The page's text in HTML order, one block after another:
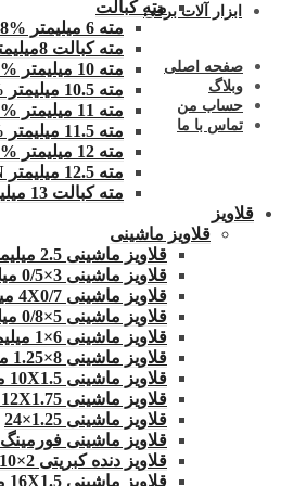
ابزار آلات برقی
صفحه اصلی
وبلاگ
حساب من
تماس با ما
مته کبالت
مته 6 میلیمتر HSSCO8%
مته کبالت 8میلیمتر 8%HSSCO
مته 10 میلیمتر HSSCO8%
مته 10.5 میلیمتر HSSCO8%
مته 11 میلیمتر HSSCO8%
مته 11.5 میلیمتر HSSCO8%
مته 12 میلیمتر HSSCO8%
مته 12.5 میلیمتر HSSCO8% TICN
مته کبالت 13 میلیمتر 8%HSSCO TICN
قلاویز
قلاویز ماشینی
قلاویز ماشینی 2.5 میلیمتر
قلاویز ماشینی 3×0/5 میلیمتر.اسکا
قلاویز ماشینی 4X0/7 میلیمتر اسکا
قلاویز ماشینی 5×0/8 میلیمتر اسکا
قلاویز ماشینی 6×1 میلیمتر اسکا
قلاویز ماشینی 8×1.25 میلیمتر .اسکا
قلاویز ماشینی 10X1.5 میلیمتر .اسکا
قلاویز ماشینی 12X1.75 میلیمتر اسکا
قلاویز ماشینی 1.25×24
قلاویز ماشینی فورمینگ 1×6
قلاویز دنده کبریتی 2×10 چپ
قلاویز ماشینی 16X1.5 مارپیچ